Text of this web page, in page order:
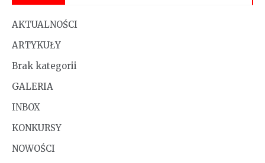
AKTUALNOŚCI
ARTYKUŁY
Brak kategorii
GALERIA
INBOX
KONKURSY
NOWOŚCI